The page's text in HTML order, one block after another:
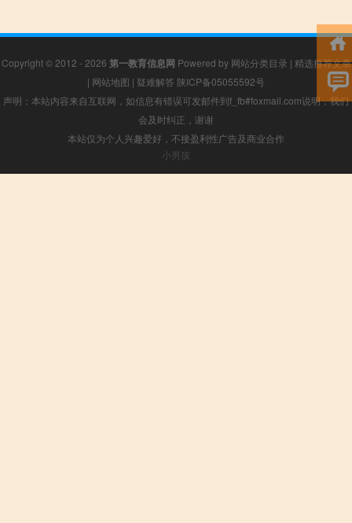
Copyright © 2012 - 2026 第一教育信息网 Powered by 网站分类目录 | 精选推荐文章
| 网站地图 | 疑难解答 陕ICP备05055592号
声明：本站内容来自互联网，如信息有错误可发邮件到f_fb#foxmail.com说明，我们
会及时纠正，谢谢
本站仅为个人兴趣爱好，不接盈利性广告及商业合作
小男孩